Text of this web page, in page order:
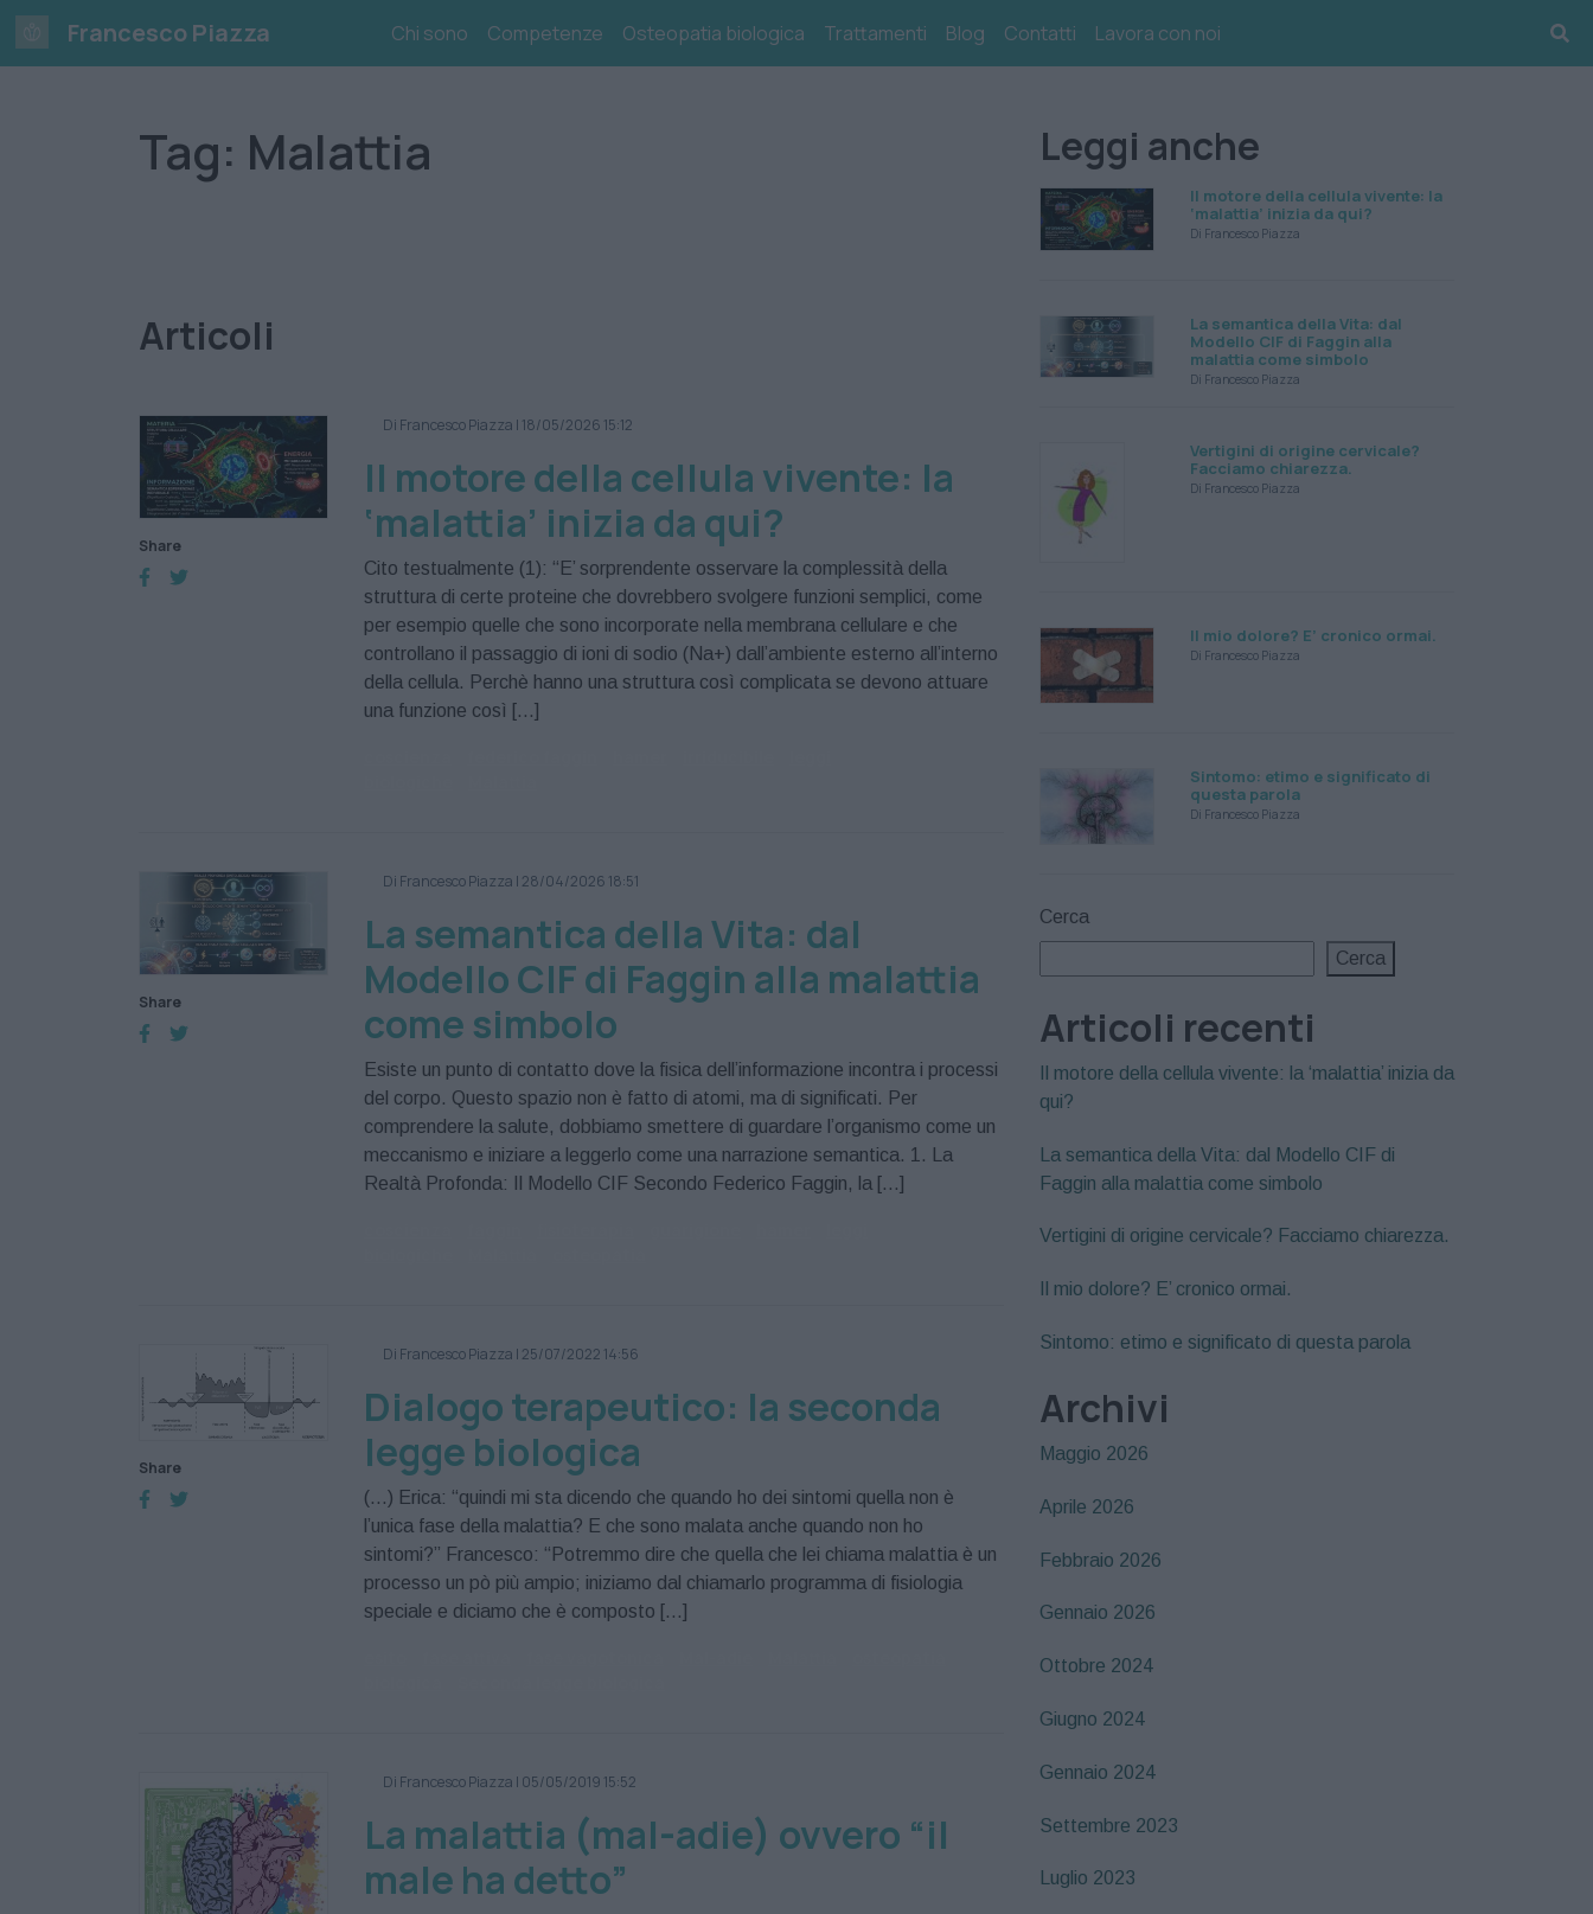
Skip
content
Francesco Piazza Chi sono Competenze Osteopatia biologica Trattamenti Blog Contatti Lavora con noi
Tag: Malattia
Articoli
Share
Di Francesco Piazza | 18/05/2026 15:12
Il motore della cellula vivente: la
‘malattia’ inizia da qui?
Cito testualmente (1): “E’ sorprendente osservare la complessità della
struttura di certe proteine che dovrebbero svolgere funzioni semplici, come
per esempio quelle che sono incorporate nella membrana cellulare e che
controllano il passaggio di ioni di sodio (Na+) dall’ambiente esterno all’interno
della cellula. Perchè hanno una struttura così complicata se devono attuare
una funzione così […]
Share
Di Francesco Piazza | 28/04/2026 18:51
La semantica della Vita: dal
Modello CIF di Faggin alla malattia
come simbolo
Esiste un punto di contatto dove la fisica dell’informazione incontra i processi
del corpo. Questo spazio non è fatto di atomi, ma di significati. Per
comprendere la salute, dobbiamo smettere di guardare l’organismo come un
meccanismo e iniziare a leggerlo come una narrazione semantica. 1. La
Realtà Profonda: Il Modello CIF Secondo Federico Faggin, la […]
Share
Di Francesco Piazza | 25/07/2022 14:56
Dialogo terapeutico: la seconda
legge biologica
(…) Erica: “quindi mi sta dicendo che quando ho dei sintomi quella non è
l’unica fase della malattia? E che sono malata anche quando non ho
sintomi?” Francesco: “Potremmo dire che quella che lei chiama malattia è un
processo un pò più ampio; iniziamo dal chiamarlo programma di fisiologia
speciale e diciamo che è composto […]
Di Francesco Piazza | 05/05/2019 15:52
La malattia (mal-adie) ovvero “il
male ha detto”
Leggi anche
Il motore della cellula vivente: la
‘malattia’ inizia da qui?
Di Francesco Piazza
La semantica della Vita: dal
Modello CIF di Faggin alla
malattia come simbolo
Di Francesco Piazza
Vertigini di origine cervicale?
Facciamo chiarezza.
Di Francesco Piazza
Il mio dolore? E’ cronico ormai.
Di Francesco Piazza
Sintomo: etimo e significato di
questa parola
Di Francesco Piazza
Cerca
Cerca
Articoli recenti
Il motore della cellula vivente: la ‘malattia’ inizia da
qui?
La semantica della Vita: dal Modello CIF di
Faggin alla malattia come simbolo
Vertigini di origine cervicale? Facciamo chiarezza.
Il mio dolore? E’ cronico ormai.
Sintomo: etimo e significato di questa parola
Archivi
Maggio 2026
Aprile 2026
Febbraio 2026
Gennaio 2026
Ottobre 2024
Giugno 2024
Gennaio 2024
Settembre 2023
Luglio 2023